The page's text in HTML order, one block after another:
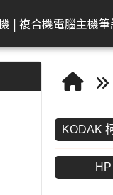
墨水
墨水
碳粉
| 複合機
Brother 兄弟
彩色雷射印表
機
電腦主機
迷你
MSI
筆
gram
gram Pro
gram 2in1
Logitech 羅技Epson 愛
標籤機
文件掃
相片掃
富動
互動式顯示器
硬碟
TEAM
記憶
記憶
內接
Zyxel 兆勤
次世代防火牆
VPN防火牆
乙太網路交換器
KODAK